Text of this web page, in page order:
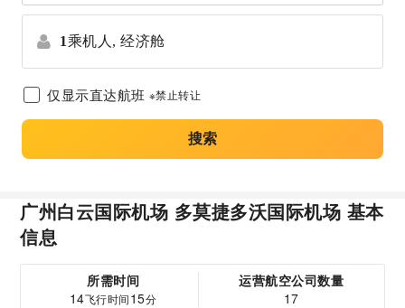
1乘机人, 经济舱
仅显示直达航班 ※禁止转让
搜索
广州白云国际机场 多莫捷多沃国际机场 基本
信息
所需时间
14飞行时间15分
运营航空公司数量
17